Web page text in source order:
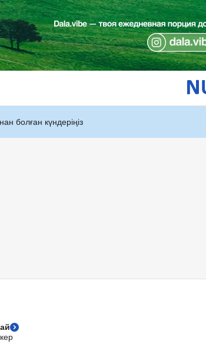
болған күндеріңіз